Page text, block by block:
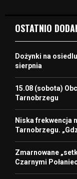
OSTATNIO
Dożynki na
sierpnia
15.08 (sobota)
Tarnobrzegu
Niska frekwencja
Tarnobrzegu.
Zmarnowane
Czarnymi